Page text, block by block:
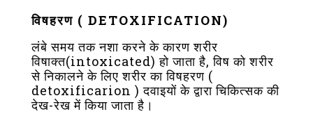
विषहरण ( DETOXIFICATION)
लंबे समय तक नशा करने के कारण शरीर
विषाक्त(intoxicated) हो जाता है, विष को शरीर
से निकालने के लिए शरीर का विषहरण (
detoxificarion ) दवाइयों के द्वारा चिकित्सक की
देख-रेख में किया जाता है।